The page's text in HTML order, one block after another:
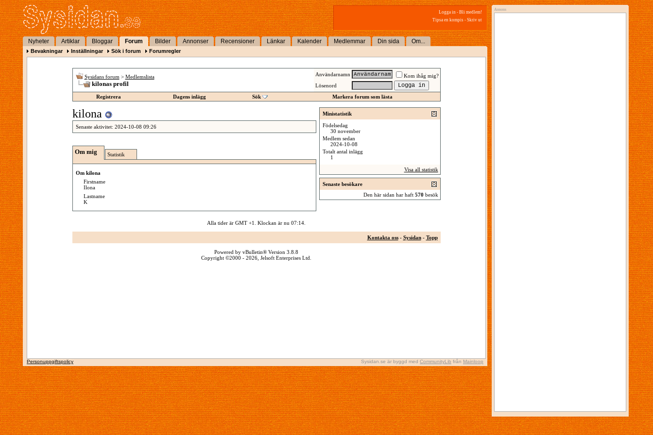
Logga in - Bli medlem!
Tipsa en kompis - Skriv ut
Nyheter Artiklar Bloggar Forum Bilder Annonser Recensioner Länkar Kalender Medlemmar Din sida Om...
Bevakningar Inställningar Sök i forum Forumregler
Sysidans forum > Medlemslista
kilonas profil
Användarnamn
Kom ihåg mig?
Lösenord
Registrera
Dagens inlägg Sök Markera forum som lästa
kilona
Senaste aktivitet: 2024-10-08 09:26
Om mig Statistik
Om kilona
Firstname
Ilona
Lastname
K
Ministatistik
Födelsedag
30 november
Medlem sedan
2024-10-08
Totalt antal inlägg
1
Visa all statistik
Senaste besökare
Den här sidan har haft 570 besök
Alla tider är GMT +1. Klockan är nu 07:14
Kontakta oss- Sysidan- Topp
Powered by vBulletin® Version 3.8.8
Copyright ©2000 - 2026, Jelsoft Enterprises Ltd.
Sysidan.se är byggd med CommunityLib från Mainloop
Personuppgiftspolicy
Annons